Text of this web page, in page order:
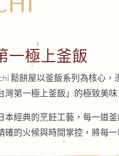
一極上釜飯
鬆餅屋以釜飯系列為核心，
灣第一極上釜飯」的極致美味
本經典的烹飪工藝，每一道
確的火候與時間掌控，將每